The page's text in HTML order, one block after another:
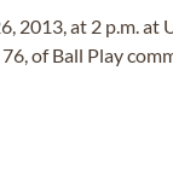
2013, at 2 p.m. at
76, of Ball Play